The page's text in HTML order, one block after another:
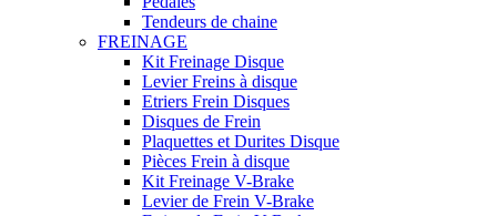
Tendeurs de chaine
FREINAGE
Kit Freinage Disque
Levier Freins à disque
Etriers Frein Disques
Disques de Frein
Plaquettes et Durites Disque
Pièces Frein à disque
Kit Freinage V-Brake
Levier de Frein V-Brake